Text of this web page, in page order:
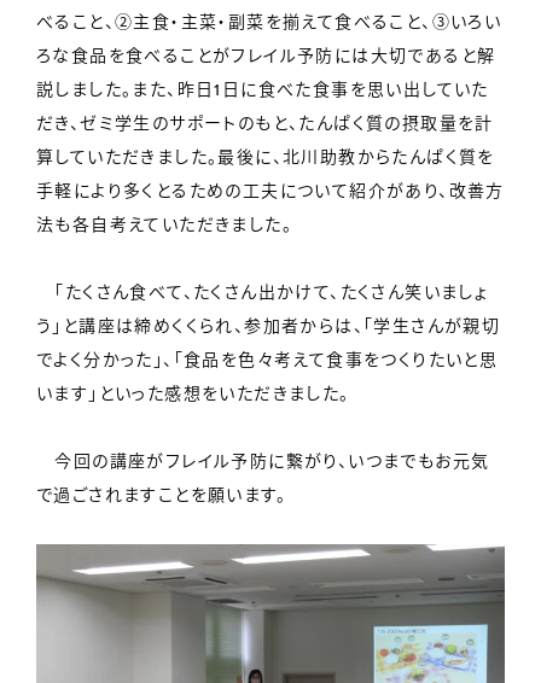
べること、②主食・主菜・副菜を揃えて食べること、③いろい
ろな食品を食べることがフレイル予防には大切であると解
説しました。また、昨日1日に食べた食事を思い出していた
だき、ゼミ学生のサポートのもと、たんぱく質の摂取量を計
算していただきました。最後に、北川助教からたんぱく質を
手軽により多くとるための工夫について紹介があり、改善方
法も各自考えていただきました。
「たくさん食べて、たくさん出かけて、たくさん笑いましょ
う」と講座は締めくくられ、参加者からは、「学生さんが親切
でよく分かった」、「食品を色々考えて食事をつくりたいと思
います」といった感想をいただきました。
今回の講座がフレイル予防に繋がり、いつまでもお元気
で過ごされますことを願います。